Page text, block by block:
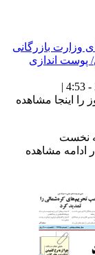
اینجا مشاهده
نخست
( یکشنبه ۲ تیر ) را در ادامه مشاهده